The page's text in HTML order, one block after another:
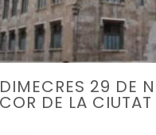
DIMECRES 29 DE
COR DE LA CIUTAT